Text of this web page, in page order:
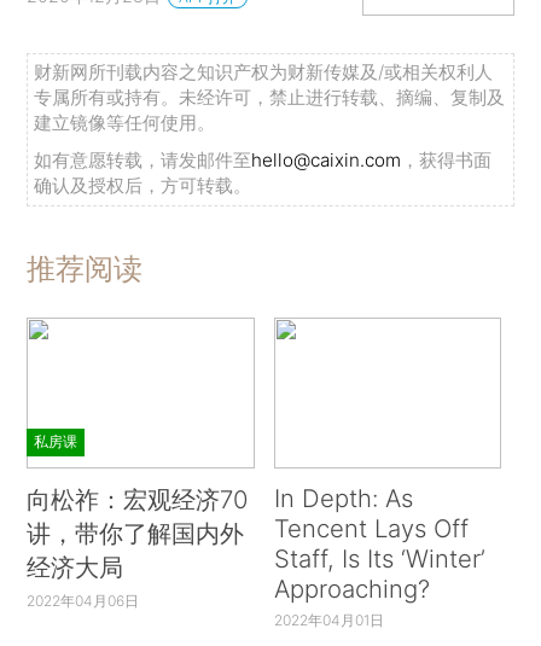
财新网所刊载内容之知识产权为财新传媒及/或相关权利人
专属所有或持有。未经许可，禁止进行转载、摘编、复制及
建立镜像等任何使用。
如有意愿转载，请发邮件至hello@caixin.com ，获得书面
确认及授权后，方可转载。
推荐阅读
私房课
向松祚：宏观经济70
讲，带你了解国内外
经济大局
2022年04月06日
In Depth: As
Tencent Lays Off
Staff, Is Its ‘Winter’
Approaching?
2022年04月01日